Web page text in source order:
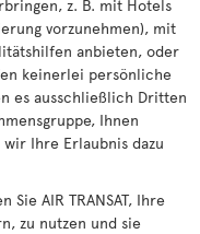
z. B. mit Hotels
vorzunehmen), mit
anbieten, oder
keinerlei persönliche
es ausschließlich Dritten
Ihnen
Ihre Erlaubnis dazu
AIR TRANSAT, Ihre
zu nutzen und sie